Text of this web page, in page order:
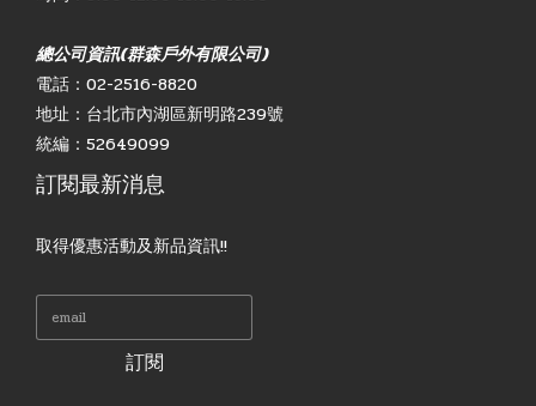
總公司資訊(群森戶外有限公司)
電話：02-2516-8820
地址：台北市內湖區新明路239號
統編：52649099
訂閱最新消息
取得優惠活動及新品資訊!!
訂閱